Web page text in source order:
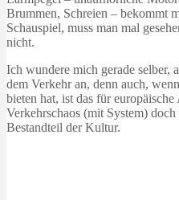
Brummen, Schreien – bekommt
Schauspiel, muss man mal
nicht.
Ich wundere mich gerade selber,
dem Verkehr an, denn auch,
bieten hat, ist das für
Verkehrschaos (mit System)
Bestandteil der Kultur.